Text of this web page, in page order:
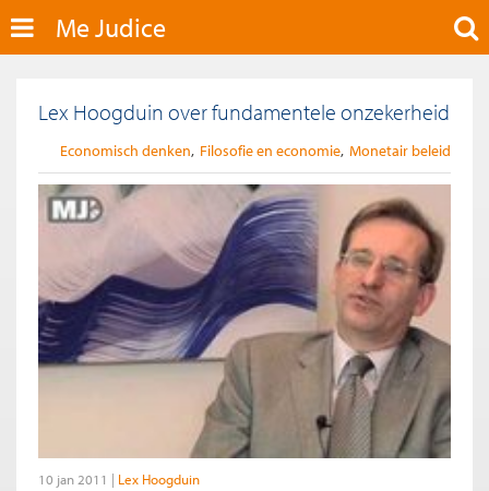
Me Judice
Lex Hoogduin over fundamentele onzekerheid
Economisch denken Filosofie en economie Monetair beleid
10 jan 2011 Lex Hoogduin